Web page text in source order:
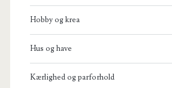
Hobby og krea
Hus og have
Kærlighed og parforhold